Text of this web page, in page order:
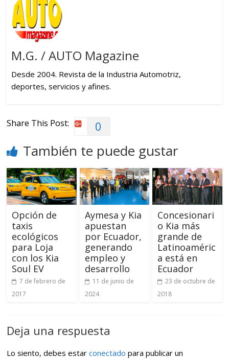
M.G. / AUTO Magazine
Desde 2004. Revista de la Industria Automotriz,
deportes, servicios y afines.
Share This Post: 0
También te puede gustar
Opción de
taxis
ecológicos
para Loja
con los Kia
Soul EV
7 de febrero de
2017
Aymesa y Kia
apuestan
por Ecuador,
generando
empleo y
desarrollo
11 de junio de
2024
Concesionari
o Kia más
grande de
Latinoaméric
a está en
Ecuador
23 de octubre de
2018
Deja una respuesta
Lo siento, debes estarconectado para publicar un